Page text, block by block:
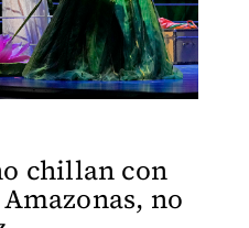
chillan con
no